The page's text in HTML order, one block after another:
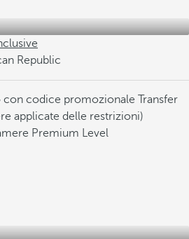
Republic
con codice promozionale Transfer
applicate delle restrizioni)
Premium Level